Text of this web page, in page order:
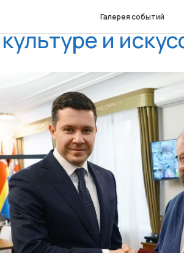
Галерея событий
Гиндин
и